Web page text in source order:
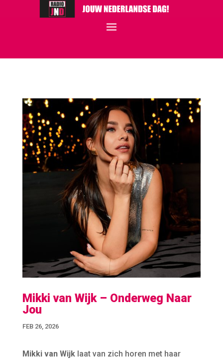
Mikki van Wijk – Onderweg Naar
Jou
FEB 26, 2026
Mikki van Wijk laat van zich horen met haar